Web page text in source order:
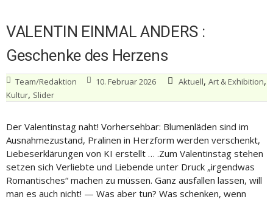
VALENTIN EINMAL ANDERS :
Geschenke des Herzens
Team/Redaktion 10. Februar 2026 Aktuell, Art & Exhibition,
Kultur, Slider
Der Valentinstag naht! Vorhersehbar: Blumenläden sind im
Ausnahmezustand, Pralinen in Herzform werden verschenkt,
Liebeserklärungen von KI erstellt … .Zum Valentinstag stehen
setzen sich Verliebte und Liebende unter Druck „irgendwas
Romantisches“ machen zu müssen. Ganz ausfallen lassen, will
man es auch nicht! — Was aber tun? Was schenken, wenn